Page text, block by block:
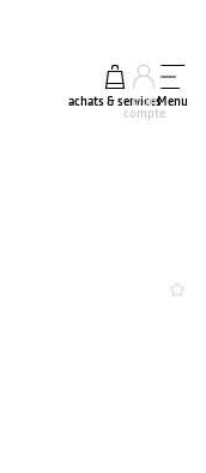
achats & services
mon
compte
Menu